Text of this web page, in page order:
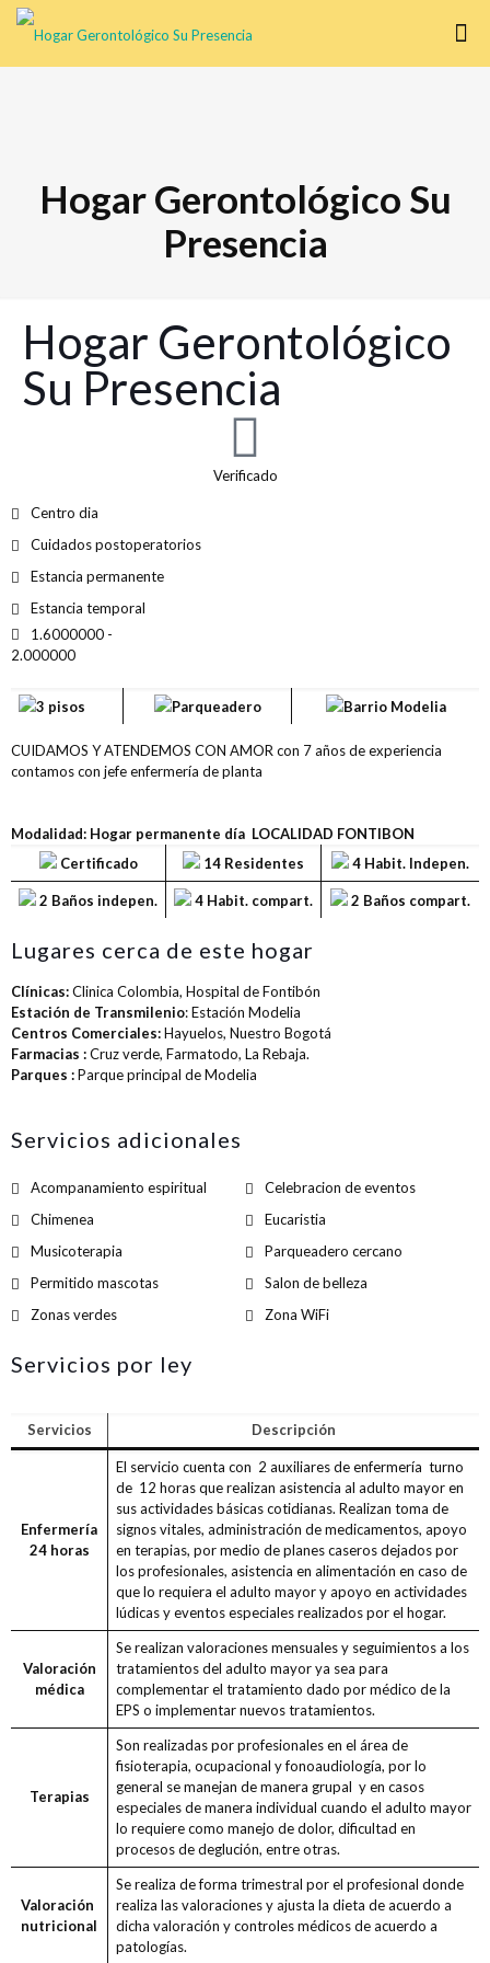
Hogar Gerontológico Su
Presencia
Hogar Gerontológico
Su Presencia
Verificado
Centro dia
Cuidados postoperatorios
Estancia permanente
Estancia temporal
1.6000000 -
2.000000
3 pisos Parqueadero Barrio Modelia
CUIDAMOS Y ATENDEMOS CON AMOR con 7 años de experiencia
contamos con jefe enfermería de planta
Modalidad: Hogar permanente día LOCALIDAD FONTIBON
Certificado
14 Residentes 4 Habit. Indepen.
2 Baños indepen. 4 Habit. compart. 2 Baños compart.
Lugares cerca de este hogar
Clínicas:Clinica Colombia, Hospital de Fontibón
Estación de Transmilenio: Estación Modelia
Centros Comerciales:Hayuelos, Nuestro Bogotá
Farmacias :Cruz verde, Farmatodo, La Rebaja.
Parques :Parque principal de Modelia
Servicios adicionales
Acompanamiento espiritual
Celebracion de eventos
Chimenea
Eucaristia
Musicoterapia
Parqueadero cercano
Permitido mascotas
Salon de belleza
Zonas verdes
Zona WiFi
Servicios por ley
Servicios Descripción
Enfermería
24 horas
El servicio cuenta con 2 auxiliares de enfermería turno
de 12 horas que realizan asistencia al adulto mayor en
sus actividades básicas cotidianas. Realizan toma de
signos vitales, administración de medicamentos, apoyo
en terapias, por medio de planes caseros dejados por
los profesionales, asistencia en alimentación en caso de
que lo requiera el adulto mayor y apoyo en actividades
lúdicas y eventos especiales realizados por el hogar.
Valoración
médica
Se realizan valoraciones mensuales y seguimientos a los
tratamientos del adulto mayor ya sea para
complementar el tratamiento dado por médico de la
EPS o implementar nuevos tratamientos.
Terapias
Son realizadas por profesionales en el área de
fisioterapia, ocupacional y fonoaudiología, por lo
general se manejan de manera grupal y en casos
especiales de manera individual cuando el adulto mayor
lo requiere como manejo de dolor, dificultad en
procesos de deglución, entre otras.
Valoración
nutricional
Se realiza de forma trimestral por el profesional donde
realiza las valoraciones y ajusta la dieta de acuerdo a
dicha valoración y controles médicos de acuerdo a
patologías.